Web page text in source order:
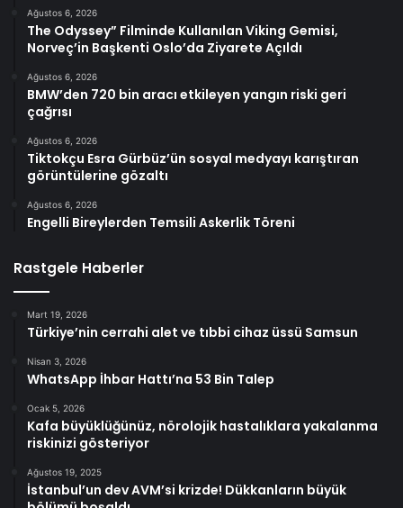
Ağustos 6, 2026
The Odyssey” Filminde Kullanılan Viking Gemisi,
Norveç’in Başkenti Oslo’da Ziyarete Açıldı
Ağustos 6, 2026
BMW’den 720 bin aracı etkileyen yangın riski geri
çağrısı
Ağustos 6, 2026
Tiktokçu Esra Gürbüz’ün sosyal medyayı karıştıran
görüntülerine gözaltı
Ağustos 6, 2026
Engelli Bireylerden Temsili Askerlik Töreni
Rastgele Haberler
Mart 19, 2026
Türkiye’nin cerrahi alet ve tıbbi cihaz üssü Samsun
Nisan 3, 2026
WhatsApp İhbar Hattı’na 53 Bin Talep
Ocak 5, 2026
Kafa büyüklüğünüz, nörolojik hastalıklara yakalanma
riskinizi gösteriyor
Ağustos 19, 2025
İstanbul’un dev AVM’si krizde! Dükkanların büyük